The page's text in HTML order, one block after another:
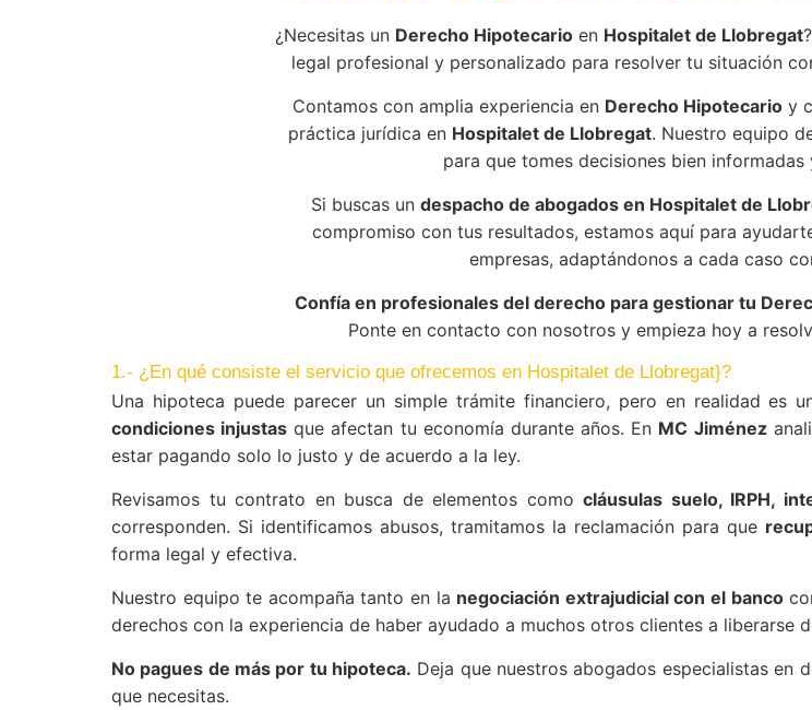
¿Necesitas un Derecho Hipotecarioen Hospitalet de Llobregat
legal profesional y personalizado para resolver tu situación
Contamos con amplia experiencia en Derecho Hipotecario y
práctica jurídica en Hospitalet de Llobregat. Nuestro equipo
para que tomes decisiones bien
Si buscas un despacho de abogados en Hospitalet de
compromiso con tus resultados, estamos aquí para
empresas, adaptándonos a cada caso
Confía en profesionales del derecho para gestionar tu
Ponte en contacto con nosotros y empieza hoy a
1.- ¿En qué consiste el servicio que ofrecemos en Hospitalet de Llobregat}?
Una hipoteca puede parecer un simple trámite financiero, pero en realidad es
condiciones injustas que afectan tu economía durante años. En MC Jiménez
estar pagando solo lo justo y de acuerdo a la ley.
Revisamos tu contrato en busca de elementos comocláusulas suelo, IRPH,
corresponden. Si identificamos abusos, tramitamos la reclamación para que
forma legal y efectiva.
Nuestro equipo te acompaña tanto en la negociación extrajudicial con el banco
derechos con la experiencia de haber ayudado a muchos otros clientes a liberarse
No pagues de más por tu hipoteca. Deja que nuestros abogados especialistas en
que necesitas.